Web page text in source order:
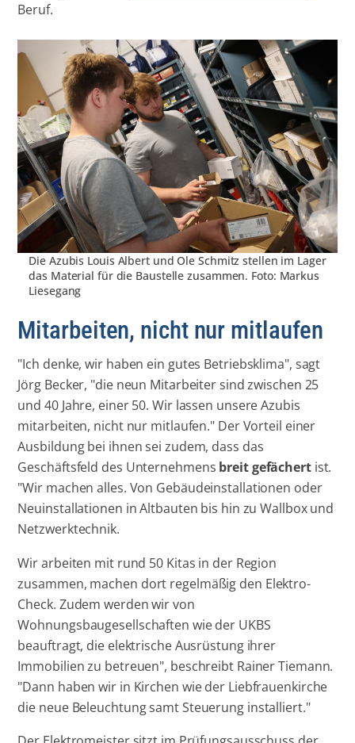
Beruf.
Die Azubis Louis Albert und Ole Schmitz stellen im Lager
das Material für die Baustelle zusammen. Foto: Markus
Liesegang
Mitarbeiten, nicht nur mitlaufen
"Ich denke, wir haben ein gutes Betriebsklima", sagt
Jörg Becker, "die neun Mitarbeiter sind zwischen 25
und 40 Jahre, einer 50. Wir lassen unsere Azubis
mitarbeiten, nicht nur mitlaufen." Der Vorteil einer
Ausbildung bei ihnen sei zudem, dass das
Geschäftsfeld des Unternehmens breit gefächertist.
"Wir machen alles. Von Gebäudeinstallationen oder
Neuinstallationen in Altbauten bis hin zu Wallbox und
Netzwerktechnik.
Wir arbeiten mit rund 50 Kitas in der Region
zusammen, machen dort regelmäßig den Elektro-
Check. Zudem werden wir von
Wohnungsbaugesellschaften wie der UKBS
beauftragt, die elektrische Ausrüstung ihrer
Immobilien zu betreuen", beschreibt Rainer Tiemann.
"Dann haben wir in Kirchen wie der Liebfrauenkirche
die neue Beleuchtung samt Steuerung installiert."